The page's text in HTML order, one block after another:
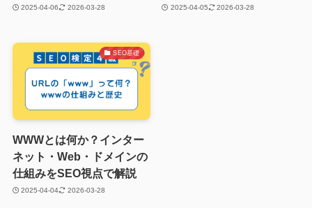
2025-04-06 2026-03-28 2025-04-05 2026-03-28
SEO基礎
WWWとは何か？インター
ネット・Web・ドメインの
仕組みをSEO視点で解説
2025-04-04 2026-03-28